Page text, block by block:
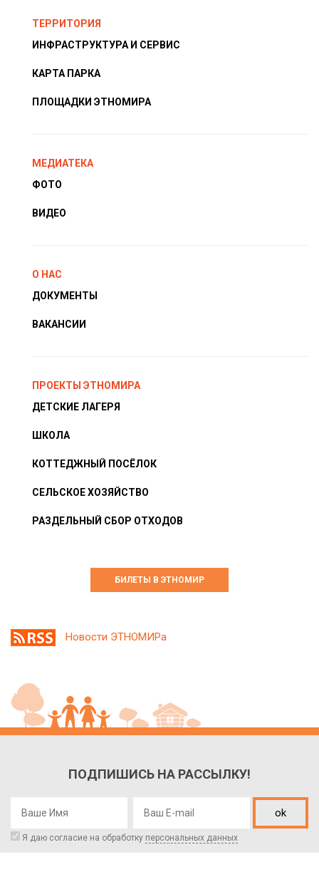
ТЕРРИТОРИЯ
ИНФРАСТРУКТУРА И СЕРВИС
КАРТА ПАРКА
ПЛОЩАДКИ ЭТНОМИРА
МЕДИАТЕКА
ФОТО
ВИДЕО
О НАС
ДОКУМЕНТЫ
ВАКАНСИИ
ПРОЕКТЫ ЭТНОМИРА
ДЕТСКИЕ ЛАГЕРЯ
ШКОЛА
КОТТЕДЖНЫЙ ПОСЁЛОК
СЕЛЬСКОЕ ХОЗЯЙСТВО
РАЗДЕЛЬНЫЙ СБОР ОТХОДОВ
БИЛЕТЫ В ЭТНОМИР
Новости ЭТНОМИРа
ПОДПИШИСЬ НА РАССЫЛКУ!
ok
Я даю согласие на обработку персональных данных